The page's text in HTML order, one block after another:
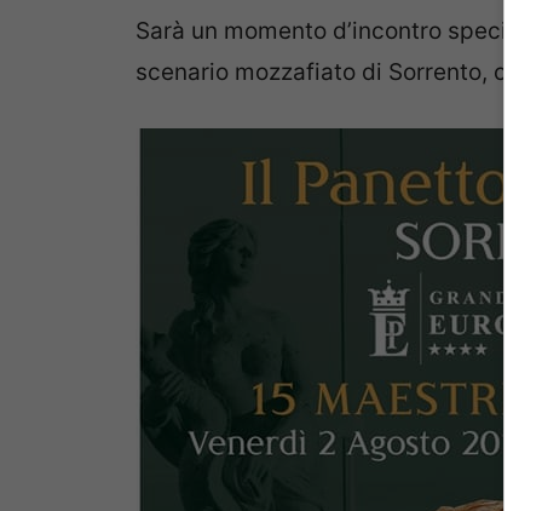
Sarà un momento d’incontro
scenario mozzafiato di Sorrento, con